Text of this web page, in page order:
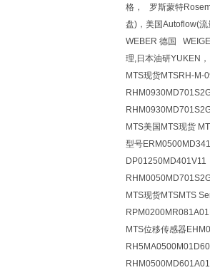
格， 罗斯蒙特
盘)，美国Autoflow(
WEBER 德国
理,日本油研YUKEN
MTS现货MTSRH-M-
MTS美国MTS现货
型号
MTS现货MTSMTS
MTS位移传感器